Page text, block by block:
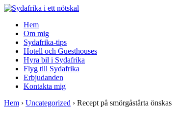
↓
Main
Content
Hem
Om mig
Sydafrika-tips
Hotell och Guesthouses
Hyra bil i Sydafrika
Flyg till Sydafrika
Erbjudanden
Kontakta mig
Hem › Uncategorized › Recept på smörgåstårta önskas